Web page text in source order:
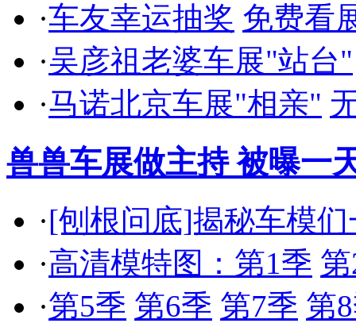
·车友幸运抽奖 免费看
·吴彦祖老婆车展"站台"
·马诺北京车展"相亲"
兽兽车展做主持 被曝一
·[刨根问底]揭秘车模
·高清模特图：第1季
·第5季 第6季 第7季 第